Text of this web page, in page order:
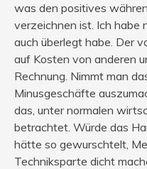
was den positives
verzeichnen ist. Ich habe
auch überlegt habe. Der
auf Kosten von anderen
Rechnung. Nimmt man
Minusgeschäfte
das, unter normalen
betrachtet. Würde das
hätte so gewurschtelt,
Techniksparte dicht